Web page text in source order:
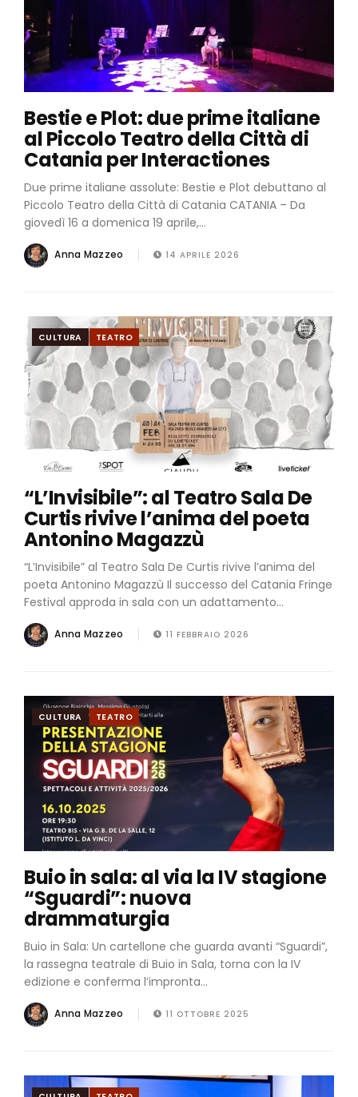
Bestie e Plot: due prime italiane
al Piccolo Teatro della Città di
Catania per Interactiones
Due prime italiane assolute: Bestie e Plot debuttano al
Piccolo Teatro della Città di Catania CATANIA – Da
giovedì 16 a domenica 19 aprile,...
Anna Mazzeo 14 APRILE 2026
CULTURA TEATRO
“L’Invisibile”: al Teatro Sala De
Curtis rivive l’anima del poeta
Antonino Magazzù
“L’Invisibile” al Teatro Sala De Curtis rivive l’anima del
poeta Antonino Magazzù Il successo del Catania Fringe
Festival approda in sala con un adattamento...
Anna Mazzeo 11 FEBBRAIO 2026
CULTURA TEATRO
Buio in sala: al via la IV stagione
“Sguardi”: nuova
drammaturgia
Buio in Sala: Un cartellone che guarda avanti “Sguardi”,
la rassegna teatrale di Buio in Sala, torna con la IV
edizione e conferma l’impronta...
Anna Mazzeo 11 OTTOBRE 2025